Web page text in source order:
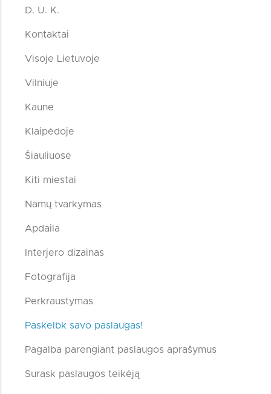
D. U. K.
Kontaktai
Visoje Lietuvoje
Vilniuje
Kaune
Klaipėdoje
Šiauliuose
Kiti miestai
Namų tvarkymas
Apdaila
Interjero dizainas
Fotografija
Perkraustymas
Paskelbk savo paslaugas!
Pagalba parengiant paslaugos aprašymus
Surask paslaugos teikėją